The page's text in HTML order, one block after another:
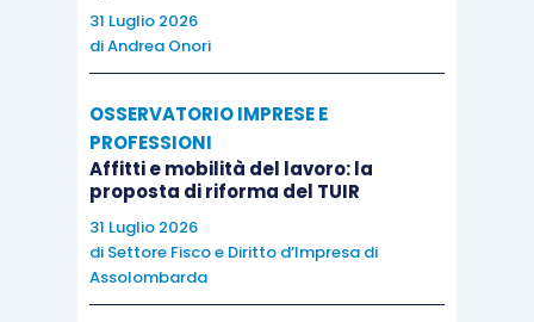
l’impugnabilità dell’accertamento quando si sia
verificata la situazione dell’accordo non
perfezionato attraverso il pagamento.
Occorre tuttavia specificare, per onore di
cronaca, che questa giurisprudenza minoritaria
esiste ma ha prevalentemente risolto casi nei
quali, dopo il ripensamento, il contribuente non
31 Luglio 2026
diAndrea Onori
OSSERVATORIO IMPRESE E
PROFESSIONI
Affitti e mobilità del lavoro: la
proposta di riforma del TUIR
31 Luglio 2026
di Settore Fisco e Diritto d’Impresa di
Assolombarda